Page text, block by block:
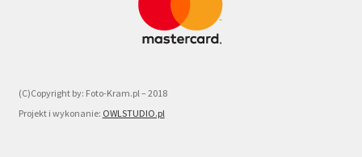
(C)Copyright by: Foto-Kram.pl – 2018
Projekt i wykonanie: OWLSTUDIO.pl